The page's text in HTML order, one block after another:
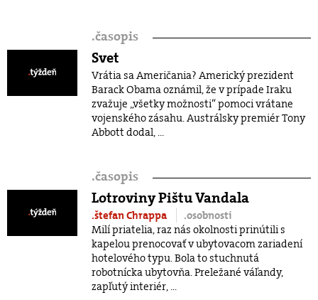
.časopis
Svet
Vrátia sa Američania? Americký prezident
Barack Obama oznámil, že v prípade Iraku
zvažuje „všetky možnosti“ pomoci vrátane
vojenského zásahu. Austrálsky premiér Tony
Abbott dodal, ...
.časopis
Lotroviny Pištu Vandala
.štefan Chrappa
.osobnosti
Milí priatelia, raz nás okolnosti prinútili s
kapelou prenocovať v ubytovacom zariadení
hotelového typu. Bola to stuchnutá
robotnícka ubytovňa. Preležané váľandy,
zapľutý interiér, ...